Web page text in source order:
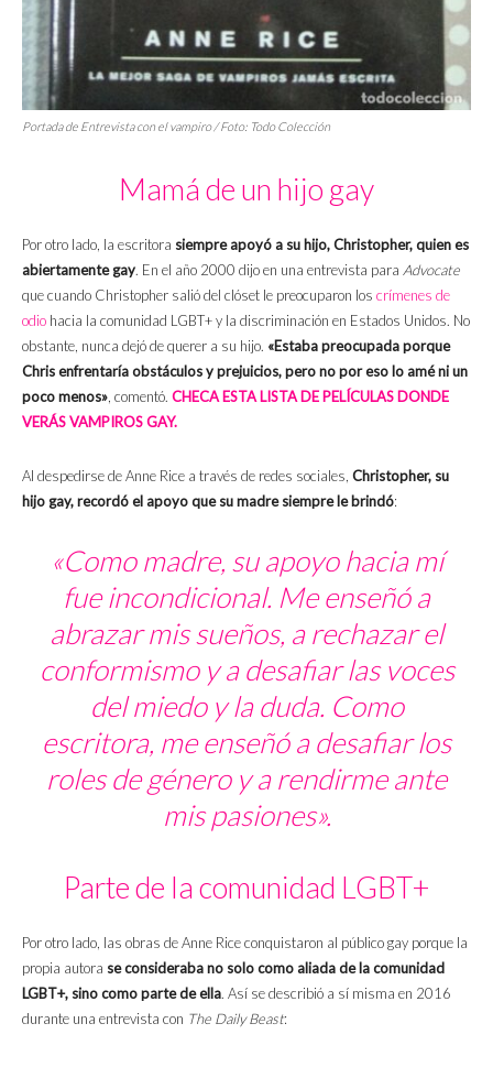
Portada de Entrevista con el vampiro/ Foto: Todo Colección
Mamá de un hijo gay
Por otro lado, la escritora siempre apoyó a su hijo, Christopher, quien es
abiertamente gay. En el año 2000 dijo en una entrevista para Advocate
que cuando Christopher salió del clóset le preocuparon los crímenes de
odio hacia la comunidad LGBT+ y la discriminación en Estados Unidos. No
obstante, nunca dejó de querer a su hijo. «Estaba preocupada porque
Chris enfrentaría obstáculos y prejuicios, pero no por eso lo amé ni un
poco menos», comentó. CHECA ESTA LISTA DE PELÍCULAS DONDE
VERÁS VAMPIROS GAY.
Al despedirse de Anne Rice a través de redes sociales, Christopher, su
hijo gay, recordó el apoyo que su madre siempre le brindó:
«Como madre, su apoyo hacia mí
fue incondicional. Me enseñó a
abrazar mis sueños, a rechazar el
conformismo y a desafiar las voces
del miedo y la duda. Como
escritora, me enseñó a desafiar los
roles de género y a rendirme ante
mis pasiones».
Parte de la comunidad LGBT+
Por otro lado, las obras de Anne Rice conquistaron al público gay porque la
propia autora se consideraba no solo como aliada de la comunidad
LGBT+, sino como parte de ella. Así se describió a sí misma en 2016
durante una entrevista con The Daily Beast: